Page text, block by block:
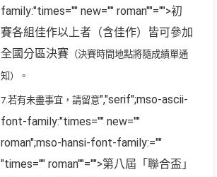
family:"times="" new="" roman""="">初
賽各組佳作以上者（含佳作）皆可參加
全國分區決賽 （決賽時間地點將隨成績單通
知）。
7.若有未盡事宜，請留意","serif";mso-ascii-
font-family:"times="" new=""
roman";mso-hansi-font-family:=""
"times="" roman""="">第八屆「聯合盃」